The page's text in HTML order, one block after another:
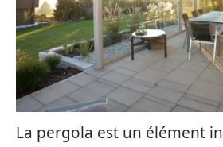
La pergola est un élément